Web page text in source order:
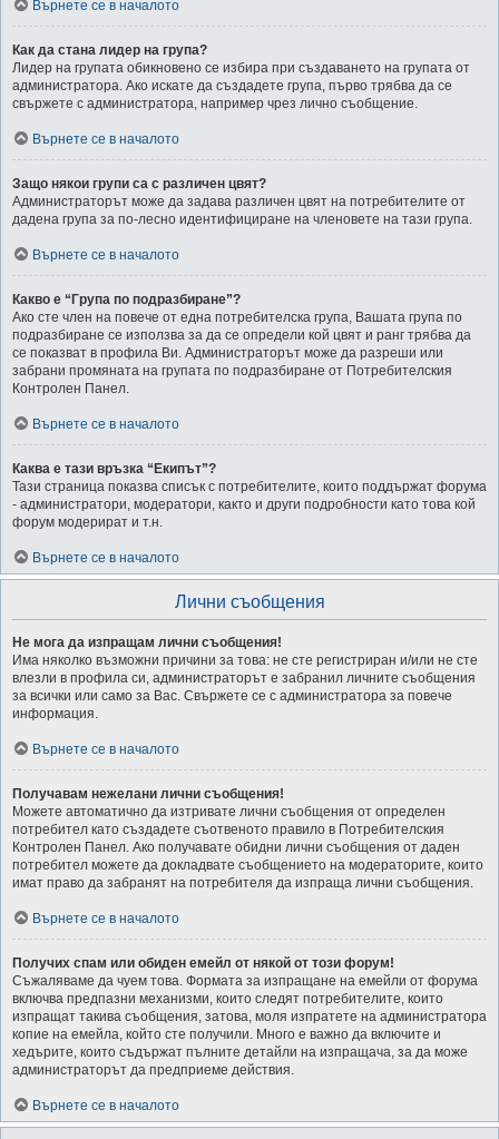
Върнете се в началото
Как да стана лидер на група?
Лидер на групата обикновено се избира при създаването на групата от
администратора. Ако искате да създадете група, първо трябва да се
свържете с администратора, например чрез лично съобщение.
Върнете се в началото
Защо някои групи са с различен цвят?
Администраторът може да задава различен цвят на потребителите от
дадена група за по-лесно идентифициране на членовете на тази група.
Върнете се в началото
Какво е “Група по подразбиране”?
Ако сте член на повече от една потребителска група, Вашата група по
подразбиране се използва за да се определи кой цвят и ранг трябва да
се показват в профила Ви. Администраторът може да разреши или
забрани промяната на групата по подразбиране от Потребителския
Контролен Панел.
Върнете се в началото
Каква е тази връзка “Екипът”?
Тази страница показва списък с потребителите, които поддържат форума
- администратори, модератори, както и други подробности като това кой
форум модерират и т.н.
Върнете се в началото
Лични съобщения
Не мога да изпращам лични съобщения!
Има няколко възможни причини за това: не сте регистриран и/или не сте
влезли в профила си, администраторът е забранил личните съобщения
за всички или само за Вас. Свържете се с администратора за повече
информация.
Върнете се в началото
Получавам нежелани лични съобщения!
Можете автоматично да изтривате лични съобщения от определен
потребител като създадете съотвеното правило в Потребителския
Контролен Панел. Ако получавате обидни лични съобщения от даден
потребител можете да докладвате съобщението на модераторите, които
имат право да забранят на потребителя да изпраща лични съобщения.
Върнете се в началото
Получих спам или обиден емейл от някой от този форум!
Съжаляваме да чуем това. Формата за изпращане на емейли от форума
включва предпазни механизми, които следят потребителите, които
изпращат такива съобщения, затова, моля изпратете на администратора
копие на емейла, който сте получили. Много е важно да включите и
хедърите, които съдържат пълните детайли на изпращача, за да може
администраторът да предприеме действия.
Върнете се в началото